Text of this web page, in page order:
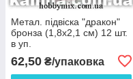
Метал. підвіска "дракон"
бронза (1,8х2,1 см) 12 шт.
в уп.
62,50 ₴/упаковка